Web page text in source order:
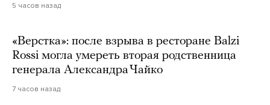
5 часов назад
«Верстка»: после взрыва в ресторане Balzi
Rossi могла умереть вторая родственница
генерала Александра Чайко
7 часов назад